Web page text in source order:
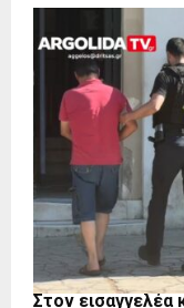
Στον εισαγγελέα